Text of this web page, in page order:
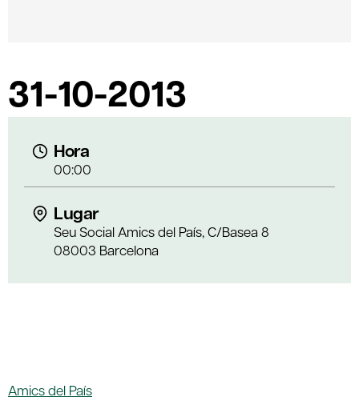
31-10-2013
Hora
00:00
Lugar
Seu Social Amics del País, C/Basea 8
08003 Barcelona
Amics del País